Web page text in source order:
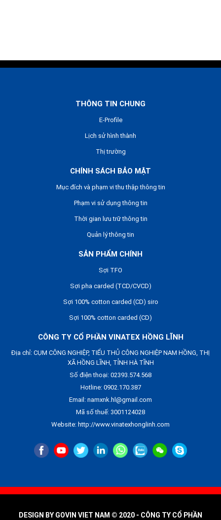
THÔNG TIN CHUNG
E-Profile
Lịch sử hình thành
Thị trường
CHÍNH SÁCH BẢO MẬT
Mục đích và phạm vi thu thập thông tin
Phạm vi sử dụng thông tin
Thời gian lưu trữ thông tin
Quản lý thông tin
SẢN PHẨM CHÍNH
Sợi TFO
Sợi pha carded (TCD/CVCD)
Sợi 100% cotton carded (CD) siro
Sợi 100% cotton carded (CD)
CÔNG TY CỔ PHẦN VINATEX HỒNG LĨNH
Địa chỉ: CỤM CÔNG NGHIỆP, TIỂU THỦ CÔNG NGHIỆP NAM HỒNG, THỊ
XÃ HỒNG LĨNH, TỈNH HÀ TĨNH
Số điện thoại: 02393.574.568
Hotline: 0902.170.387
Email: namxnk.hl@gmail.com
Mã số thuế: 3001124028
Website: http://www.vinatexhonglinh.com
DESIGN BY GOVIN VIET NAM © 2020 - CÔNG TY CỔ PHẦN